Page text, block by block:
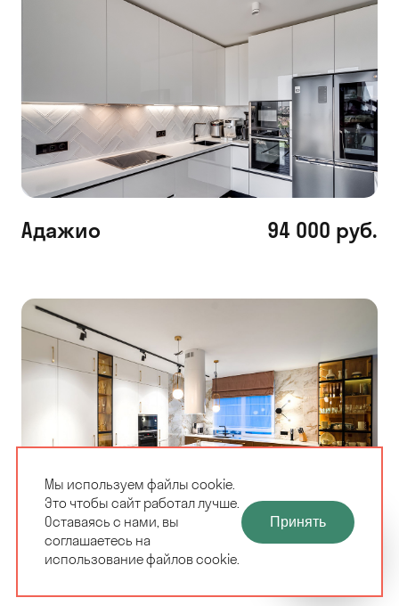
Адажио 94 000 руб.
Орсола
ЗАМЕРЩИК-
ДИЗАЙНЕР
РАСЧЕТ КУХНИ
ЗА 10 МИНУТ
Мы используем файлы cookie.
Это чтобы сайт работал лучше.
Оставаясь с нами, вы
соглашаетесь на
использование файлов cookie.
Принять